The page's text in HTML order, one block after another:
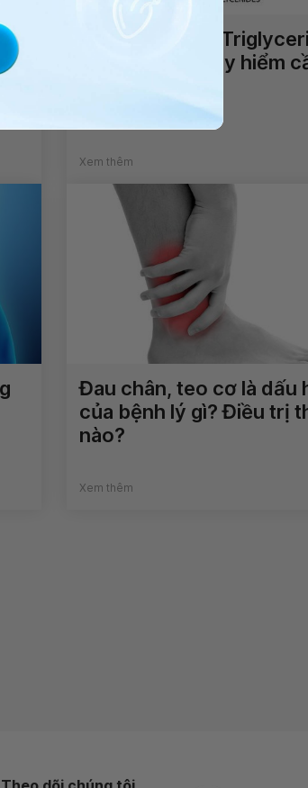
Chỉ số mỡ máu
biến chứng nguy hiểm
Xem thêm
Đau chân, teo cơ là dấu
của bệnh lý gì? Điều trị
nào?
Xem thêm